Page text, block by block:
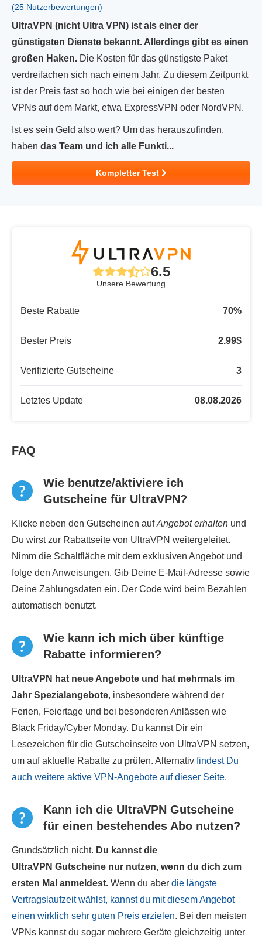
(25 Nutzerbewertungen)
UltraVPN (nicht Ultra VPN) ist als einer der
günstigsten Dienste bekannt. Allerdings gibt es einen
großen Haken. Die Kosten für das günstigste Paket
verdreifachen sich nach einem Jahr. Zu diesem Zeitpunkt
ist der Preis fast so hoch wie bei einigen der besten
VPNs auf dem Markt, etwa ExpressVPN oder NordVPN.
Ist es sein Geld also wert? Um das herauszufinden,
haben das Team und ich alle Funkti...
Kompletter Test
6.5
Unsere Bewertung
Beste Rabatte 70%
Bester Preis 2.99$
Verifizierte Gutscheine 3
Letztes Update 08.08.2026
FAQ
Wie benutze/aktiviere ich
Gutscheine für UltraVPN?
Klicke neben den Gutscheinen aufAngebot erhalten und
Du wirst zur Rabattseite von UltraVPN weitergeleitet.
Nimm die Schaltfläche mit dem exklusiven Angebot und
folge den Anweisungen. Gib Deine E-Mail-Adresse sowie
Deine Zahlungsdaten ein. Der Code wird beim Bezahlen
automatisch benutzt.
Wie kann ich mich über künftige
Rabatte informieren?
UltraVPN hat neue Angebote und hat mehrmals im
Jahr Spezialangebote, insbesondere während der
Ferien, Feiertage und bei besonderen Anlässen wie
Black Friday/Cyber Monday. Du kannst Dir ein
Lesezeichen für die Gutscheinseite von UltraVPN setzen,
um auf aktuelle Rabatte zu prüfen. Alternativ findest Du
auch weitere aktive VPN-Angebote auf dieser Seite.
Kann ich die UltraVPN Gutscheine
für einen bestehendes Abo nutzen?
Grundsätzlich nicht. Du kannst die
UltraVPN Gutscheine nur nutzen, wenn du dich zum
ersten Mal anmeldest. Wenn du aber die längste
Vertragslaufzeit wählst, kannst du mit diesem Angebot
einen wirklich sehr guten Preis erzielen. Bei den meisten
VPNs kannst du sogar mehrere Geräte gleichzeitig unter